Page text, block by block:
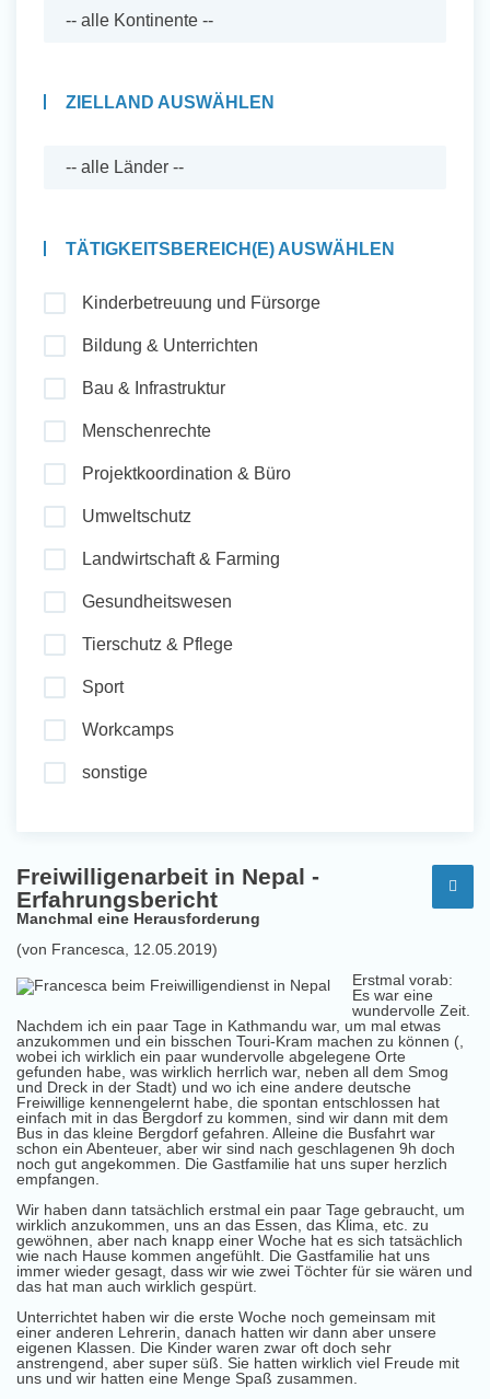
Auslandserfahrung Sammeln
und Sozial Engagieren
ZIELLAND AUSWÄHLEN
TÄTIGKEITSBEREICH(E) AUSWÄHLEN
Kinderbetreuung und Fürsorge
Bildung & Unterrichten
Bau & Infrastruktur
Menschenrechte
Projektkoordination & Büro
Umweltschutz
Landwirtschaft & Farming
Gesundheitswesen
Tierschutz & Pflege
Sport
Workcamps
sonstige
Freiwilligenarbeit in Nepal -
Erfahrungsbericht
Manchmal eine Herausforderung
(von Francesca, 12.05.2019)
Erstmal vorab:
Es war eine
wundervolle Zeit.
Nachdem ich ein paar Tage in Kathmandu war, um mal etwas
anzukommen und ein bisschen Touri-Kram machen zu können (,
wobei ich wirklich ein paar wundervolle abgelegene Orte
gefunden habe, was wirklich herrlich war, neben all dem Smog
und Dreck in der Stadt) und wo ich eine andere deutsche
Freiwillige kennengelernt habe, die spontan entschlossen hat
einfach mit in das Bergdorf zu kommen, sind wir dann mit dem
Bus in das kleine Bergdorf gefahren. Alleine die Busfahrt war
schon ein Abenteuer, aber wir sind nach geschlagenen 9h doch
noch gut angekommen. Die Gastfamilie hat uns super herzlich
empfangen.
Wir haben dann tatsächlich erstmal ein paar Tage gebraucht, um
wirklich anzukommen, uns an das Essen, das Klima, etc. zu
gewöhnen, aber nach knapp einer Woche hat es sich tatsächlich
wie nach Hause kommen angefühlt. Die Gastfamilie hat uns
immer wieder gesagt, dass wir wie zwei Töchter für sie wären und
das hat man auch wirklich gespürt.
Unterrichtet haben wir die erste Woche noch gemeinsam mit
einer anderen Lehrerin, danach hatten wir dann aber unsere
eigenen Klassen. Die Kinder waren zwar oft doch sehr
anstrengend, aber super süß. Sie hatten wirklich viel Freude mit
uns und wir hatten eine Menge Spaß zusammen.